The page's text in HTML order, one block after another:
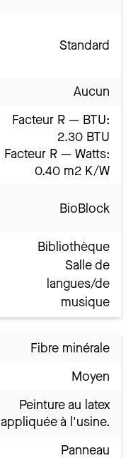
Standard
Aucun
Facteur R — BTU:
2.30 BTU
Facteur R — Watts:
0.40 m2 K/W
BioBlock
Bibliothèque
Salle de
langues/de
musique
Fibre minérale
Moyen
Peinture au latex
appliquée à l'usine.
Panneau